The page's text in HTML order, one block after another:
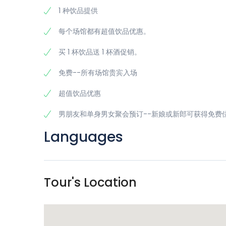
1) 聚会：陌生人进来，朋友出去
戏，这些游戏的目的只有一个：
2) Bar Crawl Lille 体验：精心策
与来自世界各地的人们–学生、年轻专业人士、旅行者、
事和新的干杯理由。
随着午夜的临近，整个气氛都发生了变化：人们聚集在
年的新年前夜。
1 种饮品提供
每个场馆都有超值饮品优惠。
买 1 杯饮品送 1 杯酒促销。
免费--所有场馆贵宾入场
超值饮品优惠
男朋友和单身男女聚会预订--新娘或新郎可获得免费
Languages
Tour's Location